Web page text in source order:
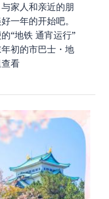
家人和亲近的朋
一年的开始吧。
“地铁 通宵运行”
初的市巴士・地
看